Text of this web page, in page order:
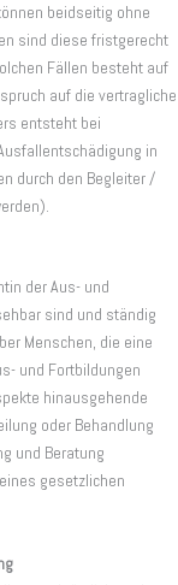
beidseitig ohne
sind diese fristgerecht
Fällen besteht auf
auf die vertragliche
entsteht bei
in
durch den Begleiter /
der Aus- und
sind und ständig
Menschen, die eine
und Fortbildungen
hinausgehende
oder Behandlung
und Beratung
gesetzlichen